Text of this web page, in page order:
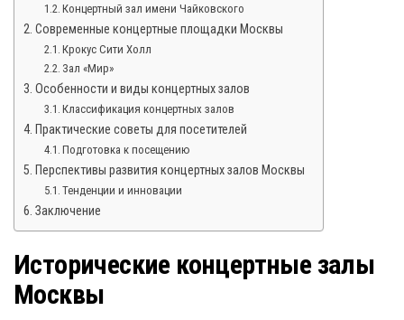
Концертный зал имени Чайковского
Современные концертные площадки Москвы
Крокус Сити Холл
Зал «Мир»
Особенности и виды концертных залов
Классификация концертных залов
Практические советы для посетителей
Подготовка к посещению
Перспективы развития концертных залов Москвы
Тенденции и инновации
Заключение
Исторические концертные залы
Москвы